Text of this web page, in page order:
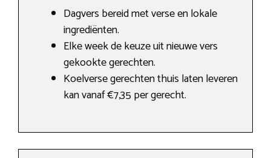
Dagvers bereid met verse en lokale
ingrediënten.
Elke week de keuze uit nieuwe vers
gekookte gerechten.
Koelverse gerechten thuis laten leveren
kan vanaf €7,35 per gerecht.